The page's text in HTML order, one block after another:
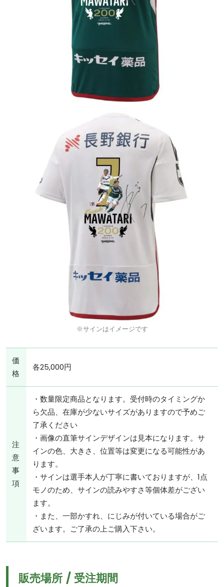
※サインはイメージです
価
格
各25,000円
注
意
事
項
・数量限定商品となります。受付時のタイミングか
ら欠品、在庫が少ないサイズがありますので予めご
了承ください
・画像の直筆サインデザインは見本になります。サ
インの色、大きさ、位置等は変更になる可能性があ
ります。
・サインは選手本人が丁寧に書いておりますが、1点
モノのため、サインの読みやすさ等個体差がござい
ます。
・また、一部かすれ、にじみが付いている場合がご
ざいます。ご了承の上ご購入下さい。
販売場所 / 受注期間